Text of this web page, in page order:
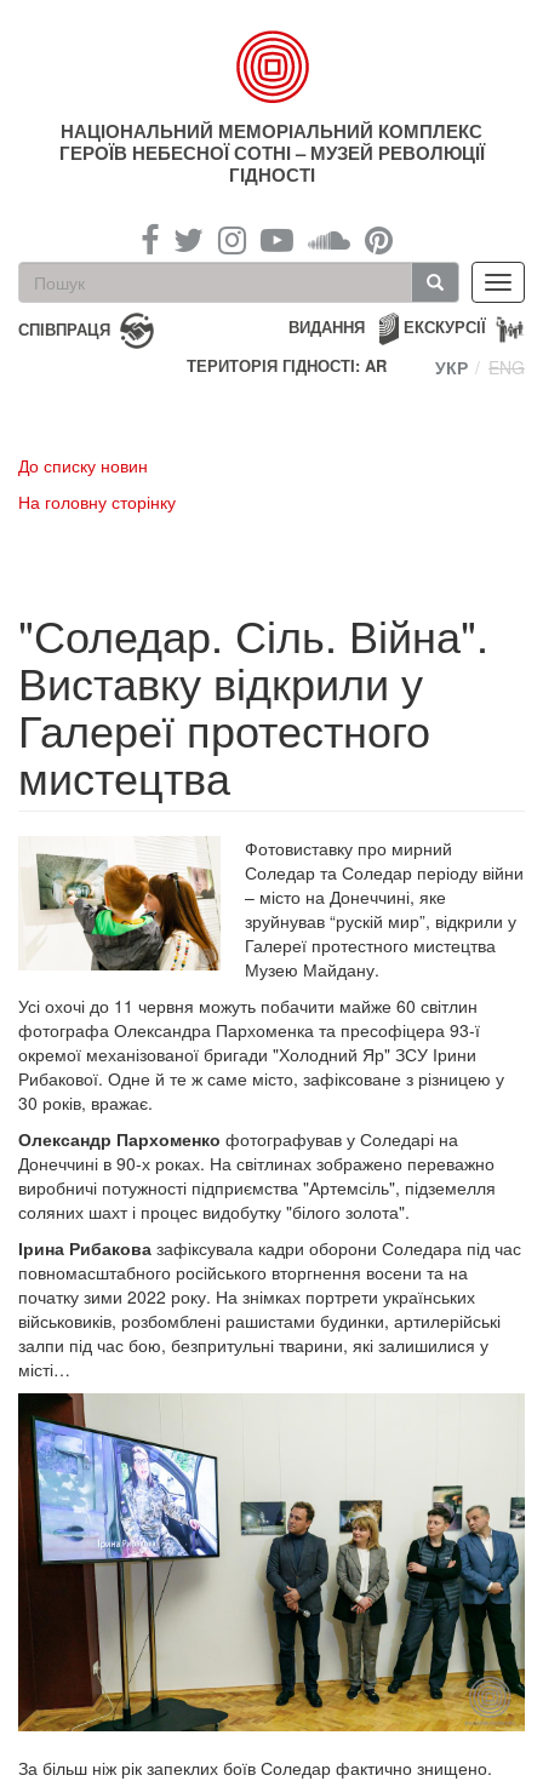
НАЦІОНАЛЬНИЙ МЕМОРІАЛЬНИЙ КОМПЛЕКС
ГЕРОЇВ НЕБЕСНОЇ СОТНІ – МУЗЕЙ РЕВОЛЮЦІЇ
ГІДНОСТІ
Пошукова
форма
Пошук
СПІВПРАЦЯ ЕКСКУРСІЇ
ВИДАННЯ
ТЕРИТОРІЯ ГІДНОСТІ: AR
УКР ENG
До списку новин
На головну сторінку
"Соледар. Сіль. Війна".
Виставку відкрили у
Галереї протестного
мистецтва
Фотовиставку про мирний
Соледар та Соледар періоду війни
– місто на Донеччині, яке
зруйнував “рускій мир”, відкрили у
Галереї протестного мистецтва
Музею Майдану.
Усі охочі до 11 червня можуть побачити майже 60 світлин
фотографа Олександра Пархоменка та пресофіцера 93-ї
окремої механізованої бригади "Холодний Яр" ЗСУ Ірини
Рибакової. Одне й те ж саме місто, зафіксоване з різницею у
30 років, вражає.
Олександр Пархоменко фотографував у Соледарі на
Донеччині в 90-х роках. На світлинах зображено переважно
виробничі потужності підприємства "Артемсіль", підземелля
соляних шахт і процес видобутку "білого золота".
Ірина Рибакова зафіксувала кадри оборони Соледара під час
повномасштабного російського вторгнення восени та на
початку зими 2022 року. На знімках портрети українських
військовиків, розбомблені рашистами будинки, артилерійські
залпи під час бою, безпритульні тварини, які залишилися у
місті…
За більш ніж рік запеклих боїв Соледар фактично знищено.